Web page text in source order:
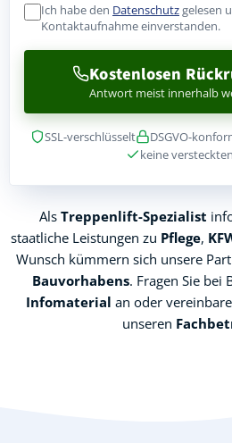
Ich habe den Datenschutzgelesen
Kontaktaufnahme einverstanden.
Kostenlosen
Antwort meist innerhalb
SSL-verschlüsselt DSGVO-
keine
Als Treppenlift-Spezialist
staatliche Leistungen zu Pflege,
Wunsch kümmern sich unsere
Bauvorhabens. Fragen Sie bei
Infomaterial an oder
unseren